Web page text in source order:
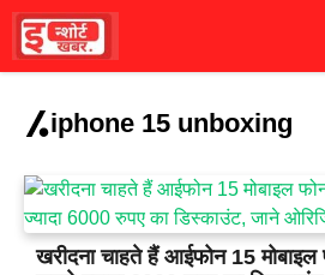
Skip
content
iphone 15 unboxing
खरीदना चाहते हैं आईफोन 15 मोबाइल